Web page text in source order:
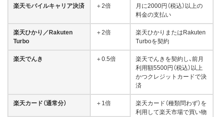
楽天モバイルキャリア決済 ＋2倍
月に2000円（税込）以上の
料金の支払い
楽天ひかり／Rakuten
Turbo
＋2倍
楽天ひかりまたはRakuten
Turboを契約
楽天でんき ＋0.5倍
楽天でんきを契約し、前月
利用額5500円（税込）以上
かつクレジットカードで決
済
楽天カード（通常分） ＋1倍
楽天カード（種類問わず）を
利用して楽天市場で買い物